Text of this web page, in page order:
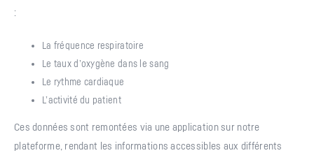
:
La fréquence respiratoire
Le taux d’oxygène dans le sang
Le rythme cardiaque
L’activité du patient
Ces données sont remontées via une application sur notre
plateforme, rendant les informations accessibles aux différents